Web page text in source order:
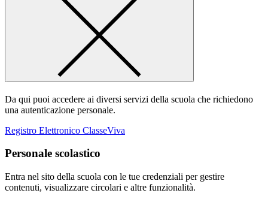
Da qui puoi accedere ai diversi servizi della scuola che richiedono
una autenticazione personale.
Registro Elettronico ClasseViva
Personale scolastico
Entra nel sito della scuola con le tue credenziali per gestire
contenuti, visualizzare circolari e altre funzionalità.